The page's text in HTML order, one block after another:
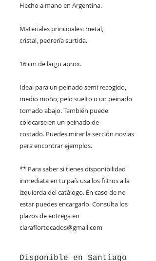
Hecho a mano en Argentina.
Materiales principales: metal,
cristal, pedrería surtida.
16 cm de largo aprox.
Ideal para un peinado semi recogido,
medio moño, pelo suelto o un peinado
tomado abajo. También puede
colocarse en un peinado de
costado. Puedes mirar la sección novias
para encontrar ejemplos.
** Para saber si tienes disponibilidad
inmediata en tu país usa los filtros a la
izquierda del catálogo. En caso de no
estar puedes encargarlo. Consulta los
plazos de entrega en
claraflortocados@gmail.com
Disponible en Santiago